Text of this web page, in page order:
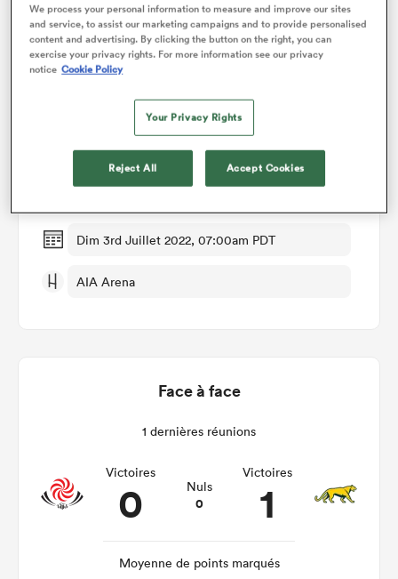
Détails du match
Dim 3rd Juillet 2022, 07:00am PDT
AIA Arena
Face à face
1 dernières réunions
Victoires
0 Nuls
0
Victoires
1
Moyenne de points marqués
We process your personal information to measure and improve our sites
and service, to assist our marketing campaigns and to provide personalised
content and advertising. By clicking the button on the right, you can
exercise your privacy rights. For more information see our privacy
notice Cookie Policy
Your Privacy Rights
Reject All Accept Cookies